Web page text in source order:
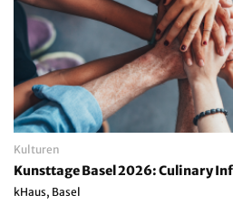
Kulturen
Kunsttage Basel 2026: Culinary
kHaus, Basel